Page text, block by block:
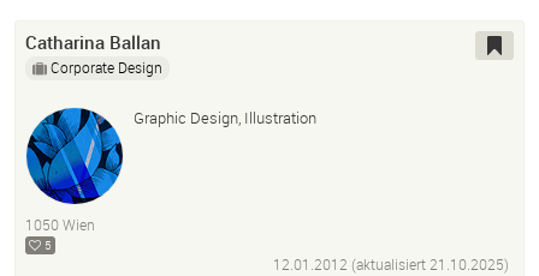
Catharina Ballan
Corporate Design
Graphic Design, Illustration
1050 Wien
5
12.01.2012 (aktualisiert21.10.2025)